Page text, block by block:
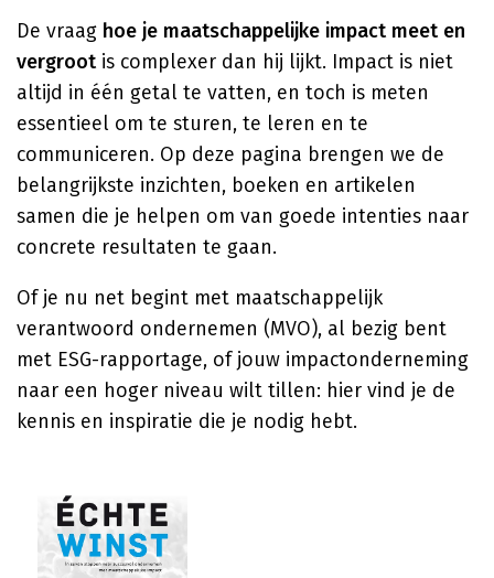
De vraag hoe je maatschappelijke impact meet en
vergroot is complexer dan hij lijkt. Impact is niet
altijd in één getal te vatten, en toch is meten
essentieel om te sturen, te leren en te
communiceren. Op deze pagina brengen we de
belangrijkste inzichten, boeken en artikelen
samen die je helpen om van goede intenties naar
concrete resultaten te gaan.
Of je nu net begint met maatschappelijk
verantwoord ondernemen (MVO), al bezig bent
met ESG-rapportage, of jouw impactonderneming
naar een hoger niveau wilt tillen: hier vind je de
kennis en inspiratie die je nodig hebt.